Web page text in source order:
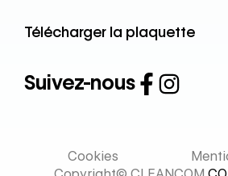
Télécharger la plaquette
Suivez-nous
Cookies